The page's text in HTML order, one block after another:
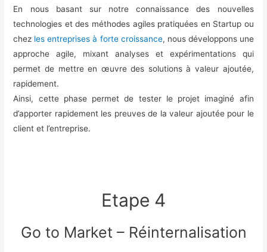
En nous basant sur notre connaissance des nouvelles
technologies et des méthodes agiles pratiquées en Startup ou
chez les entreprises à forte croissance, nous développons une
approche agile, mixant analyses et expérimentations qui
permet de mettre en œuvre des solutions à valeur ajoutée,
rapidement.
Ainsi, cette phase permet de tester le projet imaginé afin
d’apporter rapidement les preuves de la valeur ajoutée pour le
client et l’entreprise.
Etape 4
Go to Market – Réinternalisation